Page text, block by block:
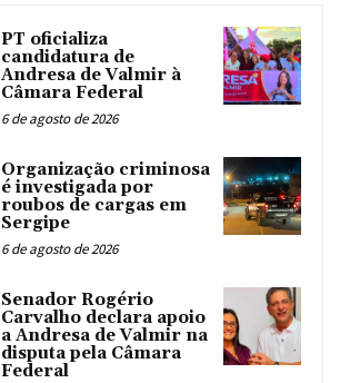
PT oficializa
candidatura de
Andresa de Valmir à
Câmara Federal
6 de agosto de 2026
Organização criminosa
é investigada por
roubos de cargas em
Sergipe
6 de agosto de 2026
Senador Rogério
Carvalho declara apoio
a Andresa de Valmir na
disputa pela Câmara
Federal